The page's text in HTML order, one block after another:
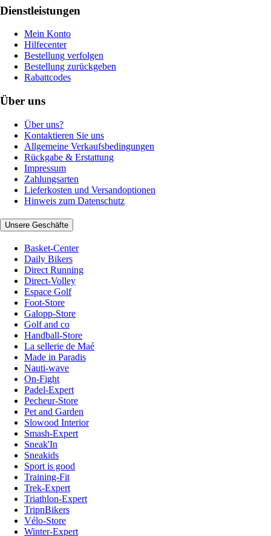
Dienstleistungen
Mein Konto
Hilfecenter
Bestellung verfolgen
Bestellung zurückgeben
Rabattcodes
Über uns
Über uns?
Kontaktieren Sie uns
Allgemeine Verkaufsbedingungen
Rückgabe & Erstattung
Impressum
Zahlungsarten
Lieferkosten und Versandoptionen
Hinweis zum Datenschutz
Unsere Geschäfte
Basket-Center
Daily Bikers
Direct Running
Direct-Volley
Espace Golf
Foot-Store
Galopp-Store
Golf and co
Handball-Store
La sellerie de Maé
Made in Paradis
Nauti-wave
On-Fight
Padel-Expert
Pecheur-Store
Pet and Garden
Slowood Interior
Smash-Expert
Sneak'In
Sneakids
Sport is good
Training-Fit
Trek-Expert
Triathlon-Expert
TripnBikers
Vélo-Store
Winter-Expert